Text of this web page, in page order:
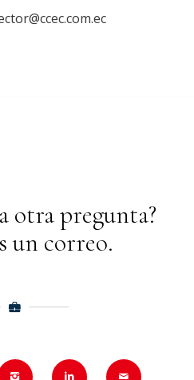
otra pregunta?
un correo.